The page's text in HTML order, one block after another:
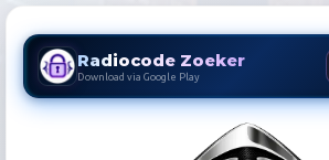
Radiocode Zoeker
Download via Google Play
Citroen